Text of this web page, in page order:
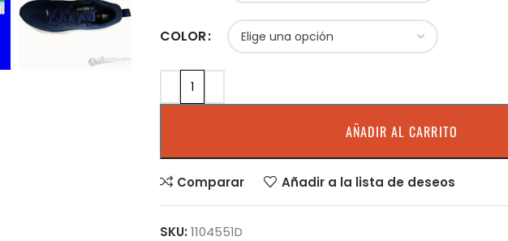
COLOR
AÑADIR AL CARRITO
Comparar Añadir a la lista de deseos
SKU: 1104551D